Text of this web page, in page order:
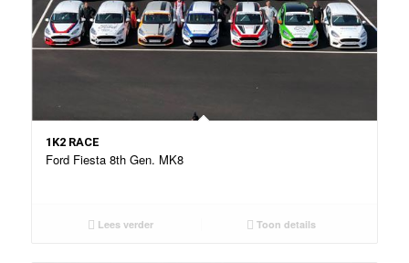
1K2 RACE
Ford Fiesta 8th Gen. MK8
Lees verder Toon details